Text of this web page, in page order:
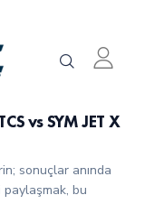
vs SYM JET X
sonuçlar anında
bu